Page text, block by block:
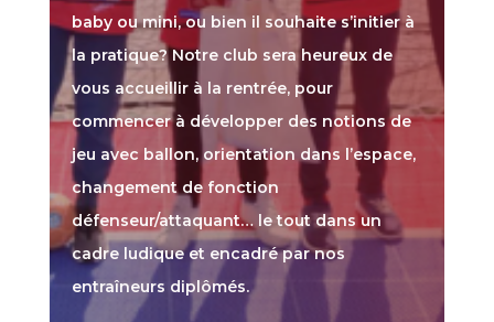
baby ou mini, ou bien il souhaite s’initier à
la pratique? Notre club sera heureux de
vous accueillir à la rentrée, pour
commencer à développer des notions de
jeu avec ballon, orientation dans l’espace,
changement de fonction
défenseur/attaquant… le tout dans un
cadre ludique et encadré par nos
entraîneurs diplômés.